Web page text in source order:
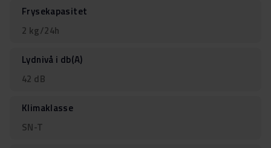
Frysekapasitet
2 kg/24h
Lydnivå i db(A)
42 dB
Klimaklasse
SN-T